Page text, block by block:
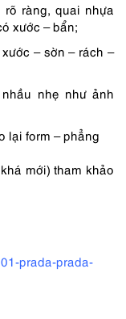
ràng, quai nhựa
xước – bẩn;
– sờn – rách –
nhẹ như ảnh
lại form – phẳng
mới) tham khảo
prada-prada-